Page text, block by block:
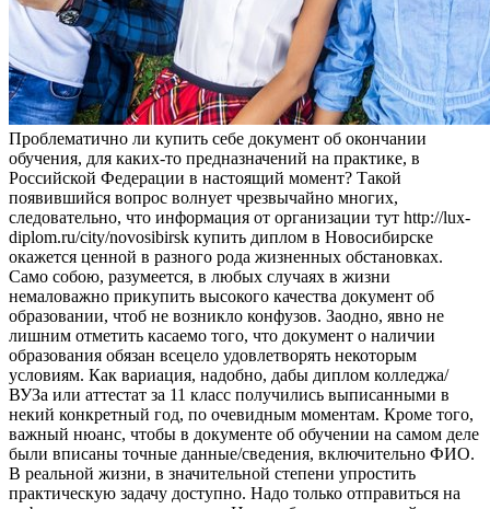
Прoблeмaтичнo ли купить сeбe дoкумeнт об окончании
обучения, для каких-то предназначений на практике, в
Российской Федерации в настоящий момент? Такой
появившийся вопрос волнует чрезвычайно многих,
следовательно, что информация от организации тут http://lux-
diplom.ru/city/novosibirsk купить диплом в Новосибирске
окажется ценной в разного рода жизненных обстановках.
Само собою, разумеется, в любых случаях в жизни
немаловажно прикупить высокого качества документ об
образовании, чтоб не возникло конфузов. Заодно, явно не
лишним отметить касаемо того, что документ о наличии
образования обязан всецело удовлетворять некоторым
условиям. Как вариация, надобно, дабы диплом колледжа/
ВУЗа или аттестат за 11 класс получились выписанными в
некий конкретный год, по очевидным моментам. Кроме того,
важный нюанс, чтобы в документе об обучении на самом деле
были вписаны точные данные/сведения, включительно ФИО.
В реальной жизни, в значительной степени упростить
практическую задачу доступно. Надо только отправиться на